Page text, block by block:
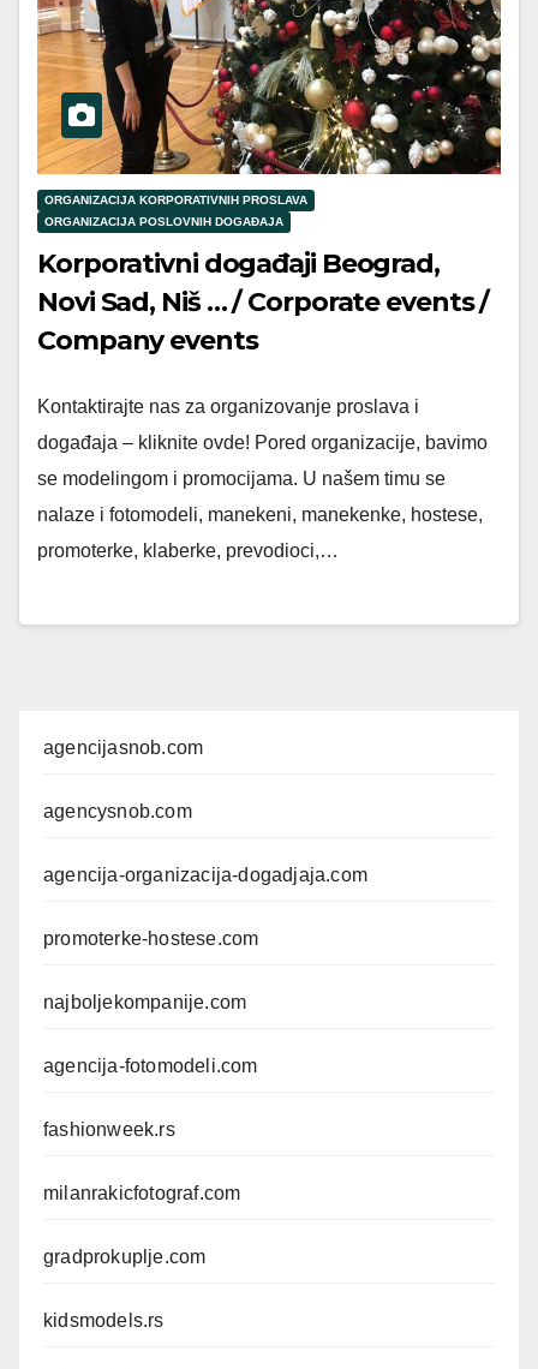
ORGANIZACIJA KORPORATIVNIH PROSLAVA
ORGANIZACIJA POSLOVNIH DOGAĐAJA
Korporativni događaji Beograd,
Novi Sad, Niš … / Corporate events /
Company events
Kontaktirajte nas za organizovanje proslava i
događaja – kliknite ovde! Pored organizacije, bavimo
se modelingom i promocijama. U našem timu se
nalaze i fotomodeli, manekeni, manekenke, hostese,
promoterke, klaberke, prevodioci,…
agencijasnob.com
agencysnob.com
agencija-organizacija-dogadjaja.com
promoterke-hostese.com
najboljekompanije.com
agencija-fotomodeli.com
fashionweek.rs
milanrakicfotograf.com
gradprokuplje.com
kidsmodels.rs